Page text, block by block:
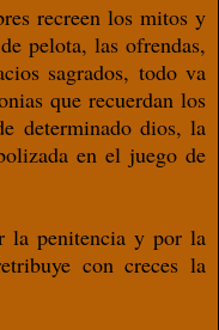
recreen los mitos y
pelota, las ofrendas,
sagrados, todo va
que recuerdan los
determinado dios, la
en el juego de
la penitencia y por la
con creces la